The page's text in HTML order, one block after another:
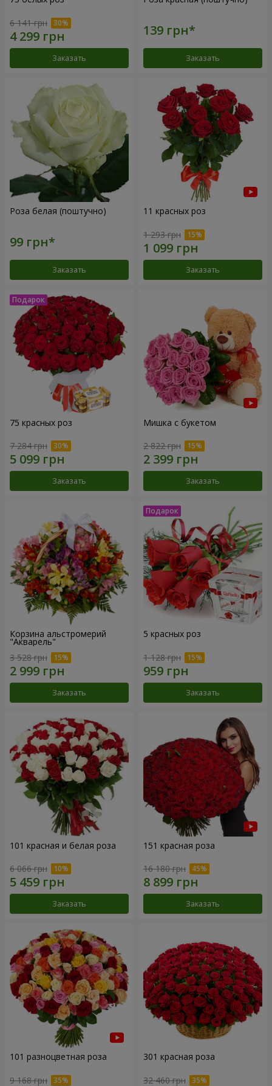
6 141 грн
Заказать Заказать
Роза белая (поштучно)
Заказать
11 красных роз
1 293 грн
Заказать
75 красных роз
7 284 грн
Заказать
Мишка с букетом
2 822 грн
Заказать
Корзина альстромерий
"Акварель"
3 528 грн
Заказать
5 красных роз
1 128 грн
Заказать
101 красная и белая роза
6 066 грн
Заказать
151 красная роза
16 180 грн
Заказать
101 разноцветная роза
9 168 грн
301 красная роза
32 460 грн